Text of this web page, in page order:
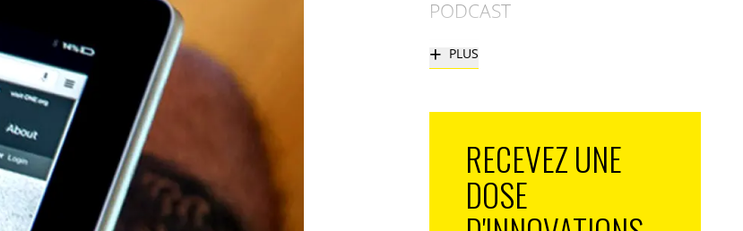
PODCAST
+ PLUS
RECEVEZ UNE
DOSE